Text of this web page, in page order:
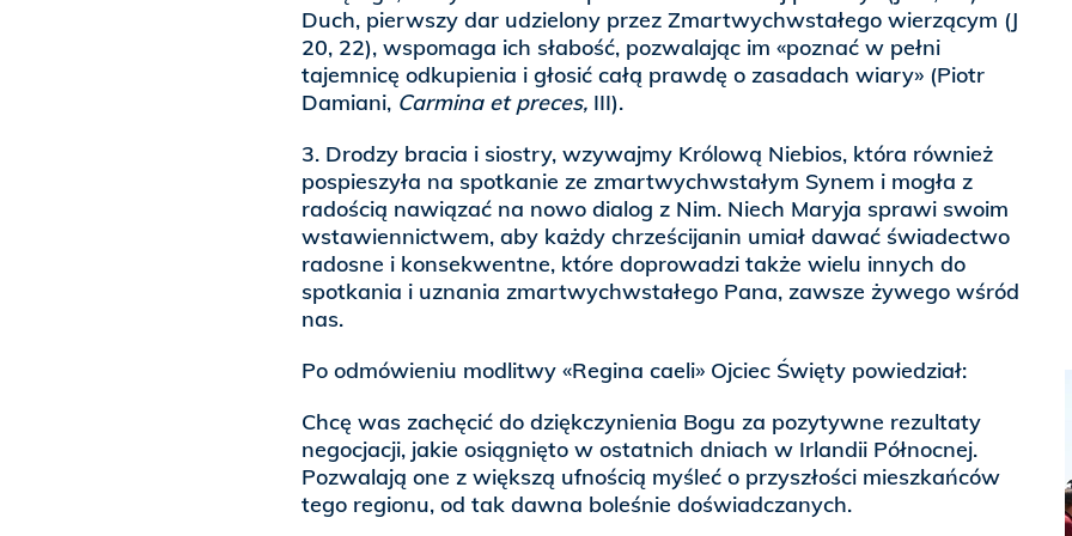
Duch, pierwszy dar udzielony przez Zmartwychwstałego wierzącym (J
20, 22), wspomaga ich słabość, pozwalając im «poznać w pełni
tajemnicę odkupienia i głosić całą prawdę o zasadach wiary» (Piotr
Damiani, Carmina et preces, III).
3. Drodzy bracia i siostry, wzywajmy Królową Niebios, która również
pospieszyła na spotkanie ze zmartwychwstałym Synem i mogła z
radością nawiązać na nowo dialog z Nim. Niech Maryja sprawi swoim
wstawiennictwem, aby każdy chrześcijanin umiał dawać świadectwo
radosne i konsekwentne, które doprowadzi także wielu innych do
spotkania i uznania zmartwychwstałego Pana, zawsze żywego wśród
nas.
Po odmówieniu modlitwy «Regina caeli» Ojciec Święty powiedział:
Chcę was zachęcić do dziękczynienia Bogu za pozytywne rezultaty
negocjacji, jakie osiągnięto w ostatnich dniach w Irlandii Północnej.
Pozwalają one z większą ufnością myśleć o przyszłości mieszkańców
tego regionu, od tak dawna boleśnie doświadczanych.